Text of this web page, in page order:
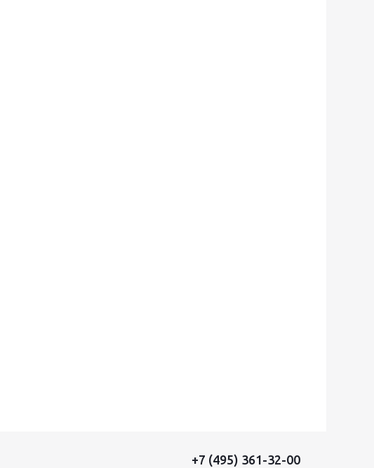
+7 (495) 361-32-00